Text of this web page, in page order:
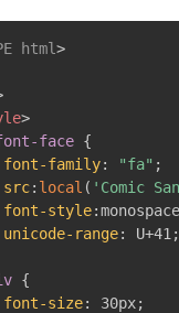
html>
>
face {
font-family: "fa" ;
src: local ( 'Comic
font-style:monospace
unicode-range: U+41 ;
{
font-size: 30px;